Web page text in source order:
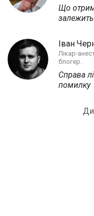
Що
залежить
Іван
Лікар-
блогер.
Справа
помилку